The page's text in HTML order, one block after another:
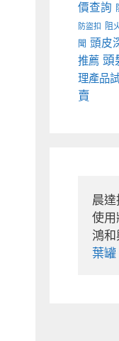
價查詢
防盜扣 阻
聞 頭皮
推薦 頭
理產品
賣
晨
使用
鴻和
葉罐